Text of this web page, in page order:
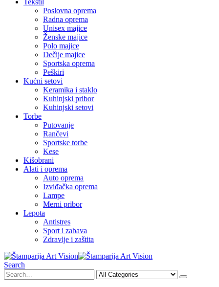
Tekstil
Poslovna oprema
Radna oprema
Unisex majice
Ženske majice
Polo majice
Dečije majice
Sportska oprema
Peškiri
Kućni setovi
Keramika i staklo
Kuhinjski pribor
Kuhinjski setovi
Torbe
Putovanje
Rančevi
Sportske torbe
Kese
Kišobrani
Alati i oprema
Auto oprema
Izviđačka oprema
Lampe
Merni pribor
Lepota
Antistres
Sport i zabava
Zdravlje i zaštita
Search